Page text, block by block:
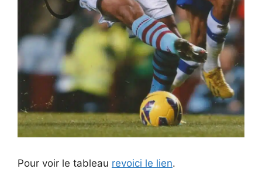
Pour voir le tableau revoici le lien.